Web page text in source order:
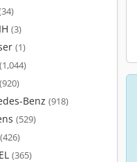
(3)
(1)
(1,044)
(920)
Benz (918)
(529)
(426)
(365)